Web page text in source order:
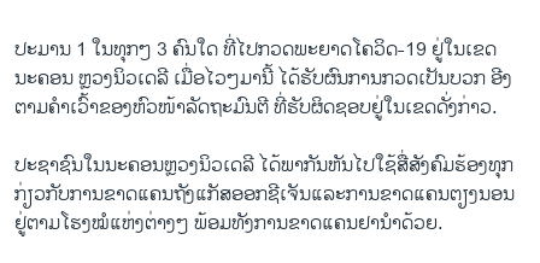
ລາຍການກະຈາຍສຽງ
ລາຍງານ
ຕິດຕາມພວກເຮົາ ທີ່
ພາສາຕ່າງໆ
ປະມານ 1 ໃນທຸກໆ 3 ຄົນໃດ ທີ່ໄປກວດພະຍາດໂຄວິດ-19 ຢູ່ໃນເຂດ
ນະຄອນ ຫຼວງນິວເດລີ ເມື່ອໄວໆມານີ້ ໄດ້ຮັບຜົນການກວດເປັນບວກ ອີງ
ຕາມຄຳເວົ້າຂອງຫົວໜ້າລັດຖະມົນຕີ ທີ່ຮັບຜິດຊອບຢູ່ໃນເຂດດັ່ງກ່າວ.
ປະຊາຊົນໃນນະຄອນຫຼວງນິວເດລີ ໄດ້ພາກັນຫັນໄປໃຊ້ສື່ສັງຄົມຮ້ອງທຸກ
ກ່ຽວກັບການຂາດແຄນຖັງແກັສອອກຊີເຈັນແລະການຂາດແຄນຕຽງນອນ
ຢູ່ຕາມໂຮງໝໍແຫ່ງຕ່າງໆ ພ້ອມທັງການຂາດແຄນຢານຳດ້ວຍ.